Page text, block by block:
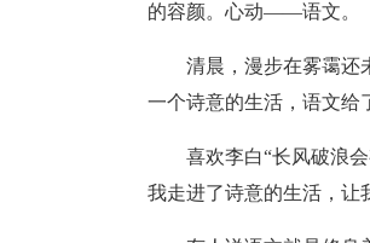
的容颜。心动——语文。
清晨，漫步在雾霭还
一个诗意的生活，语文给
喜欢李白“长风破浪
我走进了诗意的生活，让